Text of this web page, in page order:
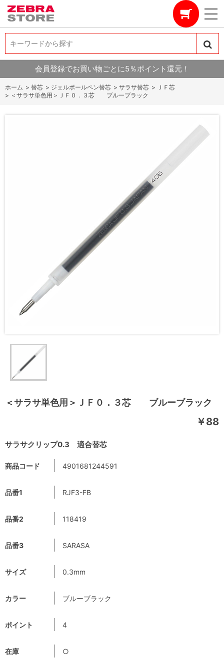
キーワードから探す
キーワードから探す
会員登録でお買い物ごとに5％ポイント還元！
ホーム > 替芯 > ジェルボールペン替芯 > サラサ替芯 > ＪＦ芯
> ＜サラサ単色用＞ＪＦ０．３芯 ブルーブラック
＜サラサ単色用＞ＪＦ０．３芯 ブルーブラック
サラサクリップ0.3 適合替芯
￥88
商品コード 4901681244591
品番1 RJF3-FB
品番2 118419
品番3 SARASA
サイズ 0.3mm
カラー ブルーブラック
ポイント 4
在庫 ○